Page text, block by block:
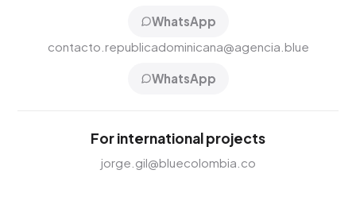
WhatsApp
contacto.republicadominicana@agencia.blue
WhatsApp
For international projects
jorge.gil@bluecolombia.co